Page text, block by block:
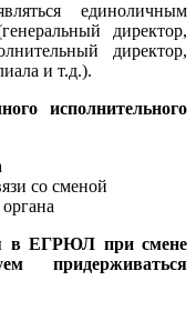
единоличным
директор,
директор,
и т.д.).
исполнительного
со сменой
в ЕГРЮЛ при смене
придерживаться